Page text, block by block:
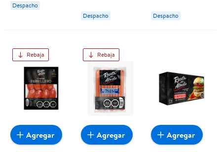
Despacho
Abuelo
Despacho
Abuelo
Despacho
Rebaja
Agregar
Rebaja
Agregar Agregar